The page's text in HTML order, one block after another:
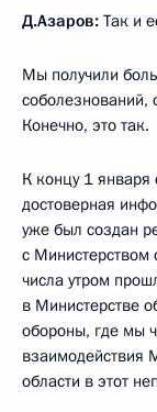
Д.Азаров: Так и
Мы получили
соболезнований,
Конечно, это так.
К концу 1 января
достоверная
уже был создан
с
числа утром
в Министерстве
обороны, где мы
взаимодействия
области в этот